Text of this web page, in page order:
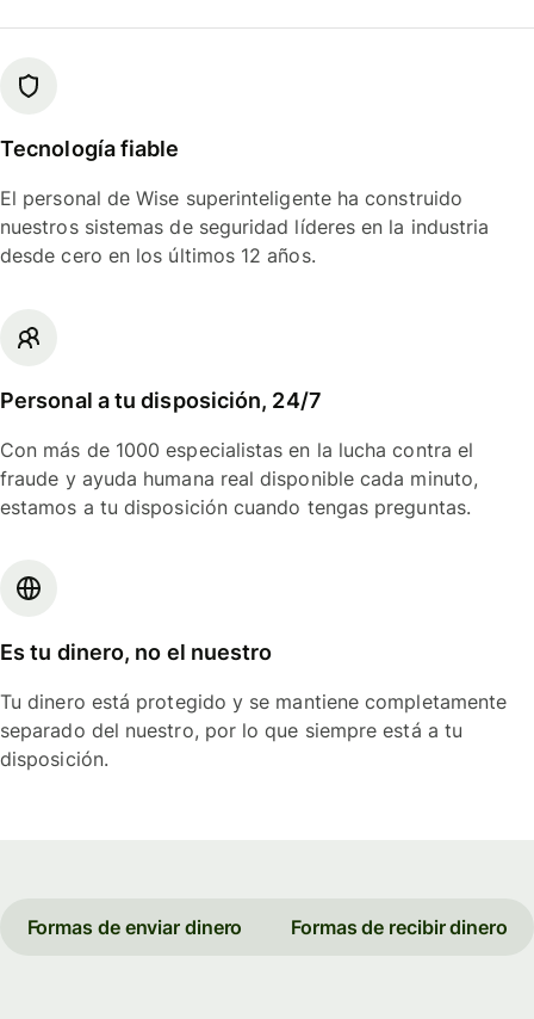
Tecnología fiable
El personal de Wise superinteligente ha construido
nuestros sistemas de seguridad líderes en la industria
desde cero en los últimos 12 años.
Personal a tu disposición, 24/7
Con más de 1000 especialistas en la lucha contra el
fraude y ayuda humana real disponible cada minuto,
estamos a tu disposición cuando tengas preguntas.
Es tu dinero, no el nuestro
Tu dinero está protegido y se mantiene completamente
separado del nuestro, por lo que siempre está a tu
disposición.
Formas de enviar dinero Formas de recibir dinero